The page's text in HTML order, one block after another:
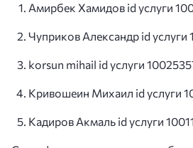
Амирбек Хамидов id услуги
Чуприков Александр id услуги
korsun mihail id услуги
Кривошеин Михаил id услуги
Кадиров Акмаль id услуги